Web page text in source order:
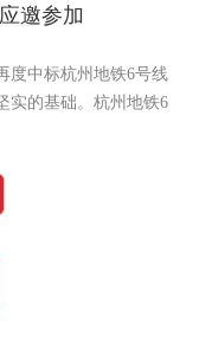
邀参加
度中标杭州地铁6号线
实的基础。杭州地铁6